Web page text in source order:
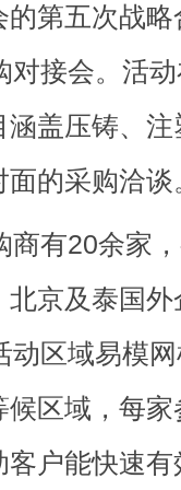
第五次战
对接会。活
盖压铸、
面的采购洽谈
商有20余家
京及泰国
动区域易模
区域，每
户能快速